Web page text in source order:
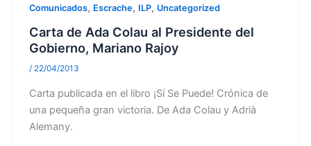
Comunicados, Escrache, ILP, Uncategorized
Carta de Ada Colau al Presidente del
Gobierno, Mariano Rajoy
/ 22/04/2013
Carta publicada en el libro ¡Sí Se Puede! Crónica de
una pequeña gran victoria. De Ada Colau y Adrià
Alemany.